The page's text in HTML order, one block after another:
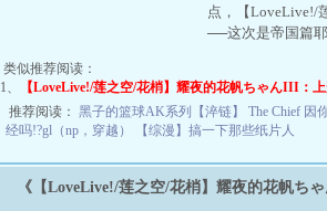
点，【LoveLive!/
──这次是帝国篇
类似推荐阅读：
1、
【LoveLive!/莲之空/花梢】耀夜的花帆ちゃんIII：
推荐阅读： 黑子的篮球AK系列【淬链】 The Chief 因
经吗!?gl（np，穿越）
【综漫】搞一下那些纸片人
《【LoveLive!/莲之空/花梢】耀夜的花帆ち